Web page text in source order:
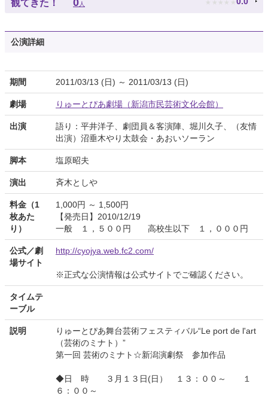
観てきた！ 0人
公演詳細
期間 2011/03/13 (日) ～ 2011/03/13 (日)
劇場 りゅーとぴあ劇場（新潟市民芸術文化会館）
出演
語り：平井洋子、劇団員＆客演陣、堀川久子、（友情
出演）沼垂木やり太鼓会・あおいソーラン
脚本 塩原昭夫
演出 斉木としや
料金（1
枚あた
り）
1,000円 ～ 1,500円
【発売日】2010/12/19
一般 １，５００円 高校生以下 １，０００円
公式／劇
場サイト
http://cyojya.web.fc2.com/
※正式な公演情報は公式サイトでご確認ください。
タイムテ
ーブル
説明
りゅーとぴあ舞台芸術フェスティバル“Le port de l'art
（芸術のミナト）”
第一回 芸術のミナト☆新潟演劇祭 参加作品
◆日 時 ３月１３日(日） １３：００～ １
６：００～